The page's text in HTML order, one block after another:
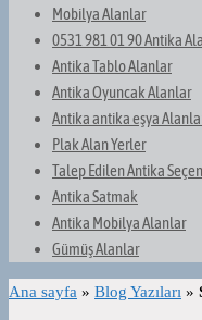
Mobilya Alanlar
0531 981 01 90 Antika
Antika Tablo Alanlar
Antika Oyuncak Alanlar
Antika antika eşya
Plak Alan Yerler
Talep Edilen Antika
Antika Satmak
Antika Mobilya Alanlar
Gümüş Alanlar
Ana sayfa » Blog Yazıları »